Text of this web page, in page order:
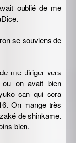
oublié de me
se souviens de
me diriger vers
ou on avait bien
san qui sera
On mange très
de shinkame,
bien.